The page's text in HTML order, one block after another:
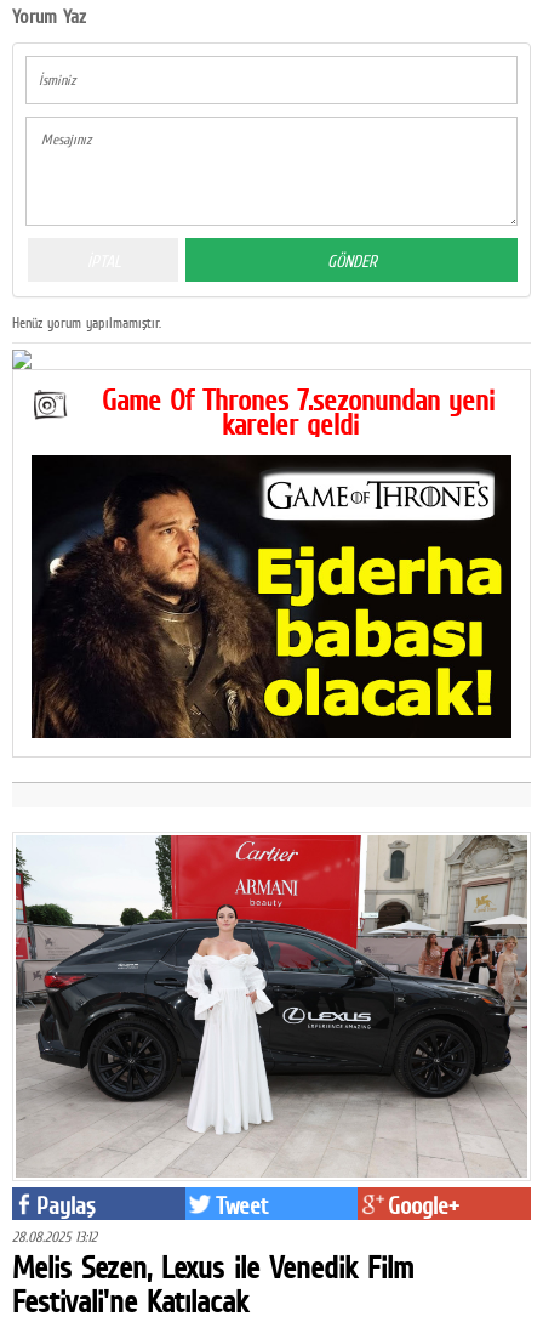
Yorum Yaz
Henüz yorum yapılmamıştır.
Game Of Thrones 7.sezonundan yeni
kareler geldi
Paylaş Tweet Google+
28.08.2025 13:12
Melis Sezen, Lexus ile Venedik Film
Festivali'ne Katılacak